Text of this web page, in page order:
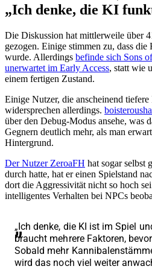
„Ich denke, die KI
Die Diskussion hat mittlerweile über
gezogen. Einige stimmen zu, dass
wurde. Allerdings befinde sich Sons
unerwartet im Early Access, statt wie
einem fertigen Zustand.
Einige Nutzer, die anscheinend tiefere
widersprechen allerdings.
über den Debug-Modus ansehe, was
Gegnern deutlich mehr, als man
Hintergrund.
Der Nutzer ZeroaFH hat sogar selbst
durch hatte, hat er einen Spielstand
dort die Aggressivität nicht so hoch
intelligentes Verhalten bei NPCs
„Ich denke, die KI ist im Spiel
braucht mehrere Faktoren,
Sobald mehr
wird das noch viel weiter